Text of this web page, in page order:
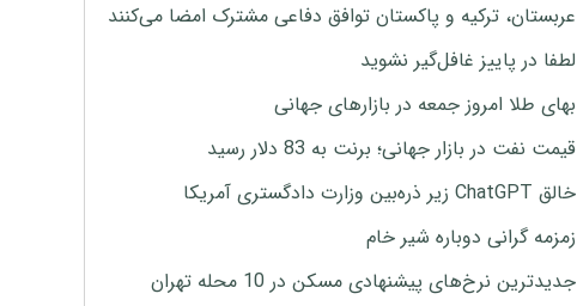
عربستان، ترکیه و پاکستان توافق دفاعی مشترک امضا می‌کنند
لطفا در پاییز غافل‌گیر نشوید
بهای طلا امروز جمعه در بازارهای جهانی
قیمت نفت در بازار جهانی؛ برنت به 83 دلار رسید
خالق ChatGPT زیر ذره‌بین وزارت دادگستری آمریکا
زمزمه گرانی دوباره شیر خام
جدیدترین نرخ‌های پیشنهادی مسکن در 10 محله تهران